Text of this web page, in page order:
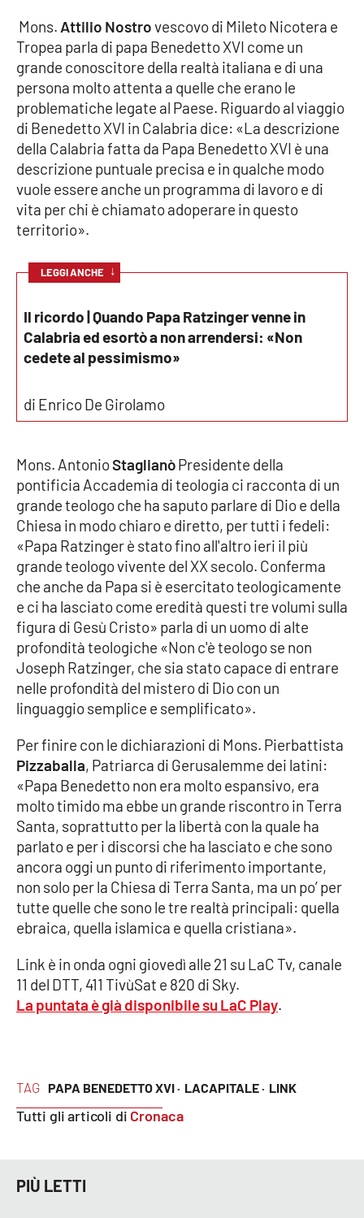
Cultura
Economia e Lavoro
Politica
Sanità
Società
Sport
Good Morning Vietnam
Leggendo Alvaro insieme
Imprese Di Calabria
Le perfidie di Antonella Grippo
Venti di comunicazione
STREAMING
LaC TV
LaC Network
LaC OnAir
EDIZIONI
LOCALI
Catanzaro
Crotone
Vibo Valentia
Cosenza
PROGETTI
SPECIALI
Buona Sanità Calabria
LA
CALABRIAVISIONE
TAG PAPA BENEDETTO XVI · LACAPITALE · LINK
Tutti gli articoli di Cronaca
Mons. Attilio Nostrovescovo di Mileto Nicotera e
Tropea parla di papa Benedetto XVI come un
grande conoscitore della realtà italiana e di una
persona molto attenta a quelle che erano le
problematiche legate al Paese. Riguardo al viaggio
di Benedetto XVI in Calabria dice: «La descrizione
della Calabria fatta da Papa Benedetto XVI è una
descrizione puntuale precisa e in qualche modo
vuole essere anche un programma di lavoro e di
vita per chi è chiamato adoperare in questo
territorio».
LEGGI ANCHE ↓
Il ricordo | Quando Papa Ratzinger venne in
Calabria ed esortò a non arrendersi: «Non
cedete al pessimismo»
di Enrico De Girolamo
Mons. AntonioStaglianòPresidente della
pontificia Accademia di teologia ci racconta di un
grande teologo che ha saputo parlare di Dio e della
Chiesa in modo chiaro e diretto, per tutti i fedeli:
«Papa Ratzinger è stato fino all'altro ieri il più
grande teologo vivente del XX secolo. Conferma
che anche da Papa si è esercitato teologicamente
e ci ha lasciato come eredità questi tre volumi sulla
figura di Gesù Cristo» parla di un uomo di alte
profondità teologiche «Non c'è teologo se non
Joseph Ratzinger, che sia stato capace di entrare
nelle profondità del mistero di Dio con un
linguaggio semplice e semplificato».
Per finire con le dichiarazioni di Mons. Pierbattista
Pizzaballa, Patriarca di Gerusalemme dei latini:
«Papa Benedetto non era molto espansivo, era
molto timido ma ebbe un grande riscontro in Terra
Santa, soprattutto per la libertà con la quale ha
parlato e per i discorsi che ha lasciato e che sono
ancora oggi un punto di riferimento importante,
non solo per la Chiesa di Terra Santa, ma un po’ per
tutte quelle che sono le tre realtà principali: quella
ebraica, quella islamica e quella cristiana».
Link è in onda ogni giovedì alle 21 su LaC Tv, canale
11 del DTT, 411 TivùSat e 820 di Sky.
La puntata è già disponibile su LaC Play.
PIÙ LETTI